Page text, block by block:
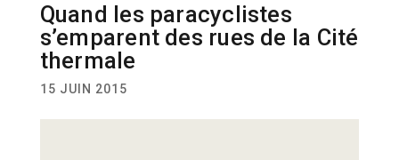
Quand les paracyclistes
s’emparent des rues de la Cité
thermale
15 JUIN 2015